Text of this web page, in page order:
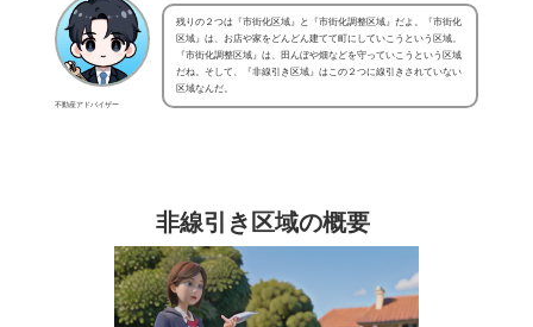
不動産アドバイザー
残りの２つは『市街化区域』と『市街化調整区域』だよ。『市街化
区域』は、お店や家をどんどん建てて町にしていこうという区域。
『市街化調整区域』は、田んぼや畑などを守っていこうという区域
だね。そして、『非線引き区域』はこの２つに線引きされていない
区域なんだ。
非線引き区域の概要